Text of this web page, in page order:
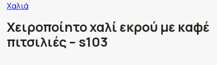
Χαλιά
Χειροποίητο χαλί εκρού με καφέ
πιτσιλιές – s103